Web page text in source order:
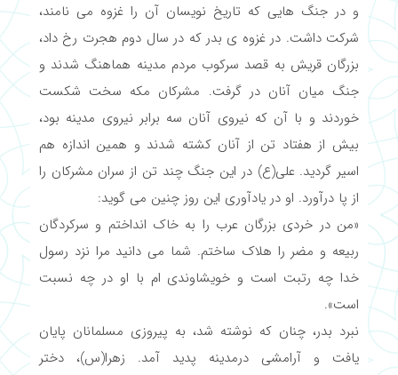
و در جنگ هایی که تاریخ نویسان آن را غزوه می نامند،
شرکت داشت. در غزوه ی بدر که در سال دوم هجرت رخ داد،
بزرگان قریش به قصد سرکوب مردم مدینه هماهنگ شدند و
جنگ میان آنان در گرفت. مشرکان مکه سخت شکست
خوردند و با آن که نیروی آنان سه برابر نیروی مدینه بود،
بیش از هفتاد تن از آنان کشته شدند و همین اندازه هم
اسیر گردید. علی(ع) در این جنگ چند تن از سران مشرکان را
از پا درآورد. او در یادآوری این روز چنین می گوید:
«من در خردی بزرگان عرب را به خاک انداختم و سرکردگان
ربیعه و مضر را هلاک ساختم. شما می دانید مرا نزد رسول
خدا چه رتبت است و خویشاوندی ام با او در چه نسبت
است».
نبرد بدر، چنان که نوشته شد، به پیروزی مسلمانان پایان
یافت و آرامشی درمدینه پدید آمد. زهرا(س)، دختر